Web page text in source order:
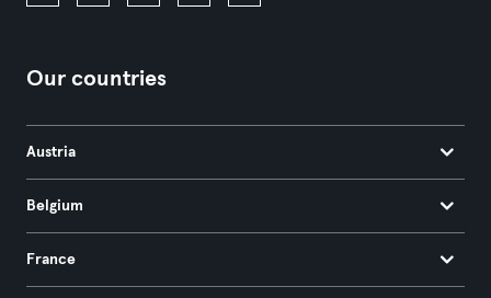
Our countries
Austria
Belgium
France